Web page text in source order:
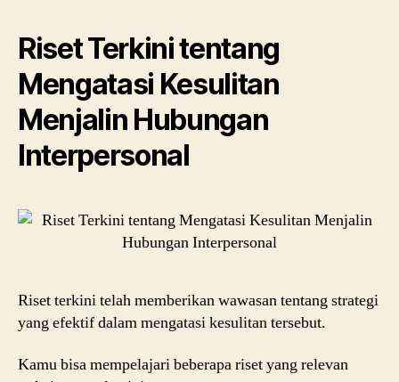
Riset Terkini tentang
Mengatasi Kesulitan
Menjalin Hubungan
Interpersonal
Riset terkini telah memberikan wawasan tentang strategi
yang efektif dalam mengatasi kesulitan tersebut.
Kamu bisa mempelajari beberapa riset yang relevan